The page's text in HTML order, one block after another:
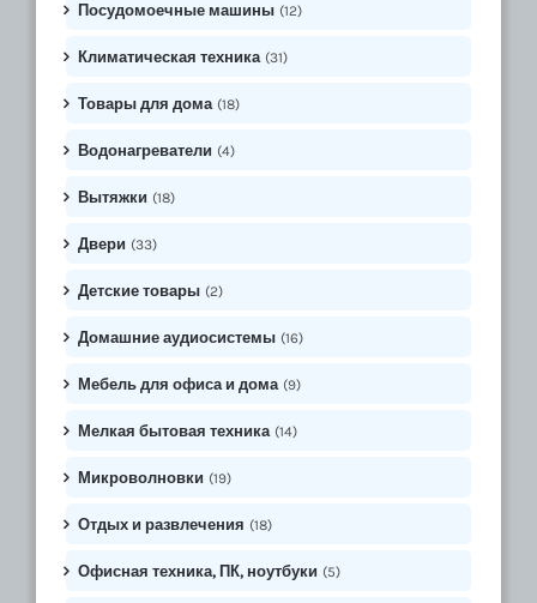
Посудомоечные машины (12)
Климатическая техника (31)
Товары для дома (18)
Водонагреватели (4)
Вытяжки (18)
Двери (33)
Детские товары (2)
Домашние аудиосистемы (16)
Мебель для офиса и дома (9)
Мелкая бытовая техника (14)
Микроволновки (19)
Отдых и развлечения (18)
Офисная техника, ПК, ноутбуки (5)